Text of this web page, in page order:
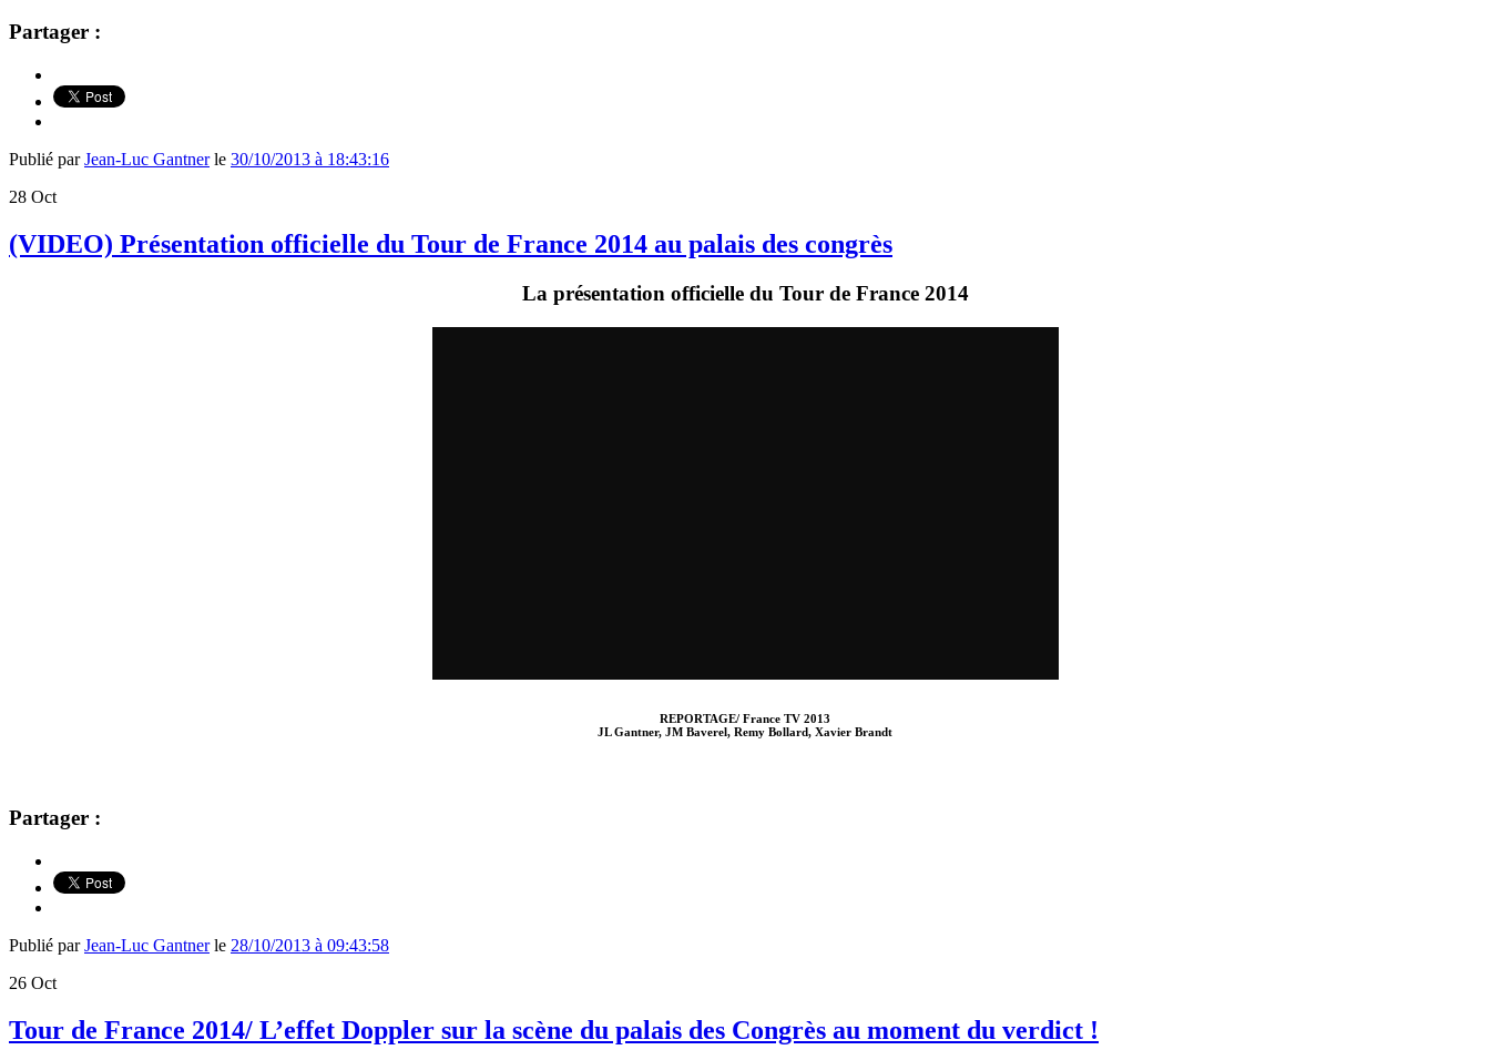
Partager :
Publié parJean-Luc Gantnerle 30/10/2013 à 18:43:16
28 Oct
(VIDEO) Présentation officielle du Tour de France 2014 au palais des congrès
La présentation officielle du Tour de France 2014
REPORTAGE/ France TV 2013
JL Gantner, JM Baverel, Remy Bollard, Xavier Brandt
Partager :
Publié parJean-Luc Gantnerle 28/10/2013 à 09:43:58
26 Oct
Tour de France 2014/ L’effet Doppler sur la scène du palais des Congrès au moment du verdict !